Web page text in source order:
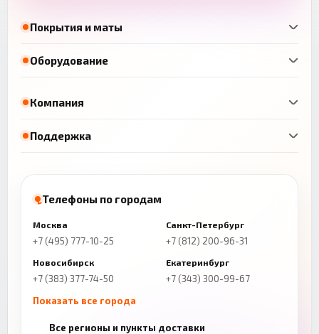
Покрытия и маты
Оборудование
Компания
Поддержка
Телефоны по городам
Москва
+7 (495) 777-10-25
Санкт-Петербург
+7 (812) 200-96-31
Новосибирск
+7 (383) 377-74-50
Екатеринбург
+7 (343) 300-99-67
Показать все города
Все регионы и пункты доставки